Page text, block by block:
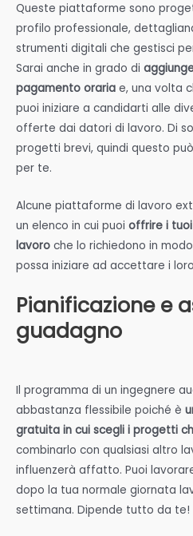
Queste piattaforme sono
profilo professionale,
strumenti digitali che gestisci
Sarai anche in grado di
pagamento oraria e, una volta
puoi iniziare a candidarti alle
offerte dai datori di lavoro. Di
progetti brevi, quindi questo
per te.
Alcune piattaforme di lavoro
un elenco in cui puoi offrire i
lavoro che lo richiedono in
possa iniziare ad accettare i
Pianificazione e
guadagno
Il programma di un ingegnere
abbastanza flessibile poiché è
gratuita in cui scegli i progetti
combinarlo con qualsiasi altro
influenzerà affatto. Puoi
dopo la tua normale giornata
settimana. Dipende tutto da te!